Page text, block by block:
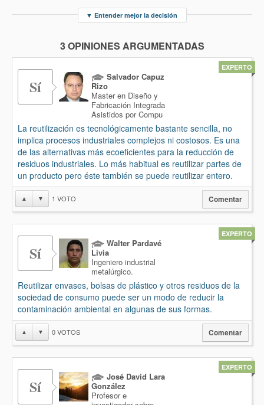
▼ Entender mejor la decisión
3 OPINIONES ARGUMENTADAS
Sí
Salvador Capuz
Rizo
Master en Diseño y
Fabricación Integrada
Asistidos por Compu
La reutilización es tecnológicamente bastante sencilla, no
implica procesos industriales complejos ni costosos. Es una
de las alternativas más ecoeficientes para la reducción de
residuos industriales. Lo más habitual es reutilizar partes de
un producto pero éste también se puede reutilizar entero.
EXPERTO
▲ ▼ 1 VOTO Comentar
Sí
Walter Pardavé
Livia
Ingeniero industrial
metalúrgico.
Reutilizar envases, bolsas de plástico y otros residuos de la
sociedad de consumo puede ser un modo de reducir la
contaminación ambiental en algunas de sus formas.
EXPERTO
▲ ▼ 0VOTOS Comentar
Sí
José David Lara
González
Profesor e
EXPERTO